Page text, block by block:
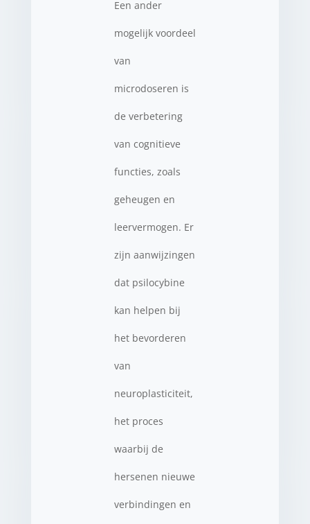
Een ander
mogelijk voordeel
van
microdoseren is
de verbetering
van cognitieve
functies, zoals
geheugen en
leervermogen. Er
zijn aanwijzingen
dat psilocybine
kan helpen bij
het bevorderen
van
neuroplasticiteit,
het proces
waarbij de
hersenen nieuwe
verbindingen en